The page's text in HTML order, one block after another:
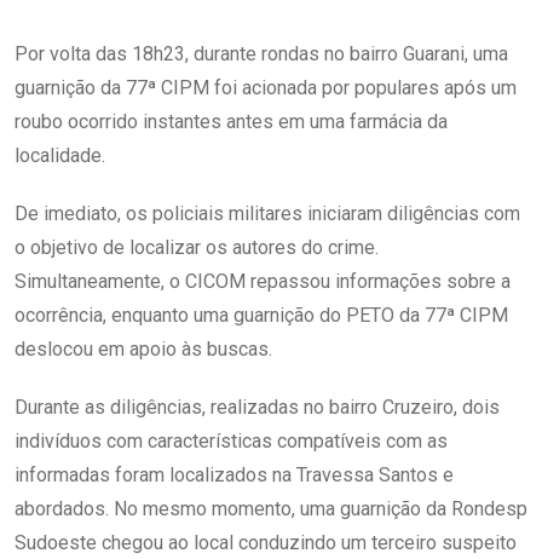
Por volta das 18h23, durante rondas no bairro Guarani, uma
guarnição da 77ª CIPM foi acionada por populares após um
roubo ocorrido instantes antes em uma farmácia da
localidade.
De imediato, os policiais militares iniciaram diligências com
o objetivo de localizar os autores do crime.
Simultaneamente, o CICOM repassou informações sobre a
ocorrência, enquanto uma guarnição do PETO da 77ª CIPM
deslocou em apoio às buscas.
Durante as diligências, realizadas no bairro Cruzeiro, dois
indivíduos com características compatíveis com as
informadas foram localizados na Travessa Santos e
abordados. No mesmo momento, uma guarnição da Rondesp
Sudoeste chegou ao local conduzindo um terceiro suspeito